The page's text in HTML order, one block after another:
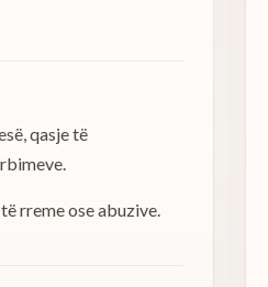
qasje të
rreme ose abuzive.